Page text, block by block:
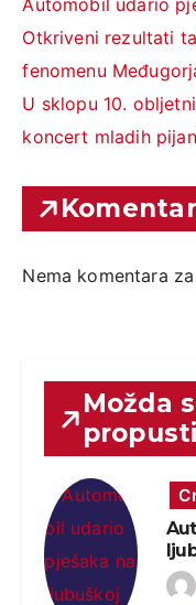
Otkriveni rezultati
fenomenu
U sklopu 10.
koncert mladih
Nema komentara
Možda